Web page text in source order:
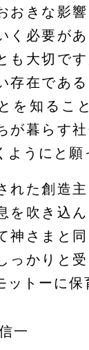
おきな影
く必要が
も大切で
存在であ
を知るこ
が暮らす
ようにと願
れた創造
を吹き込
神さまと
っかりと
ットーに保
一